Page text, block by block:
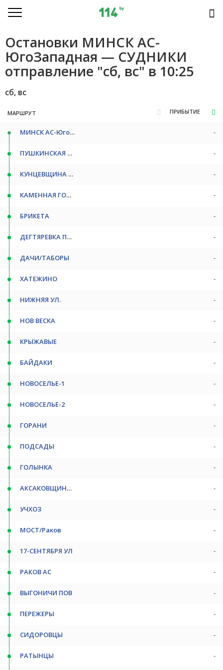
Остановки МИНСК АС-
ЮгоЗападная — СУДНИКИ
отправление "сб, вс" в 10:25
сб, вс
МАРШРУТ ПРИБЫТИЕ
МИНСК АС-ЮгоЗападная -
ПУШКИНСКАЯ СТ/М -
КУНЦЕВЩИНА СТ/М -
КАМЕННАЯ ГОРКА СТ/М -
БРИКЕТА -
ДЕГТЯРЕВКА ПОВ -
ДАЧИ/ТАБОРЫ -
ХАТЕЖИНО -
НИЖНЯЯ УЛ. -
НОВ ВЕСКА -
КРЫЖАВЫЕ -
БАЙДАКИ -
НОВОСЕЛЬЕ-1 -
НОВОСЕЛЬЕ-2 -
ГОРАНИ -
ПОДСАДЫ -
ГОЛЫНКА -
АКСАКОВЩИНА ПОВ -
УЧХОЗ -
МОСТ/Раков -
17-СЕНТЯБРЯ УЛ -
РАКОВ АС -
ВЫГОНИЧИ ПОВ -
ПЕРЕЖЕРЫ -
СИДОРОВЦЫ -
РАТЫНЦЫ -